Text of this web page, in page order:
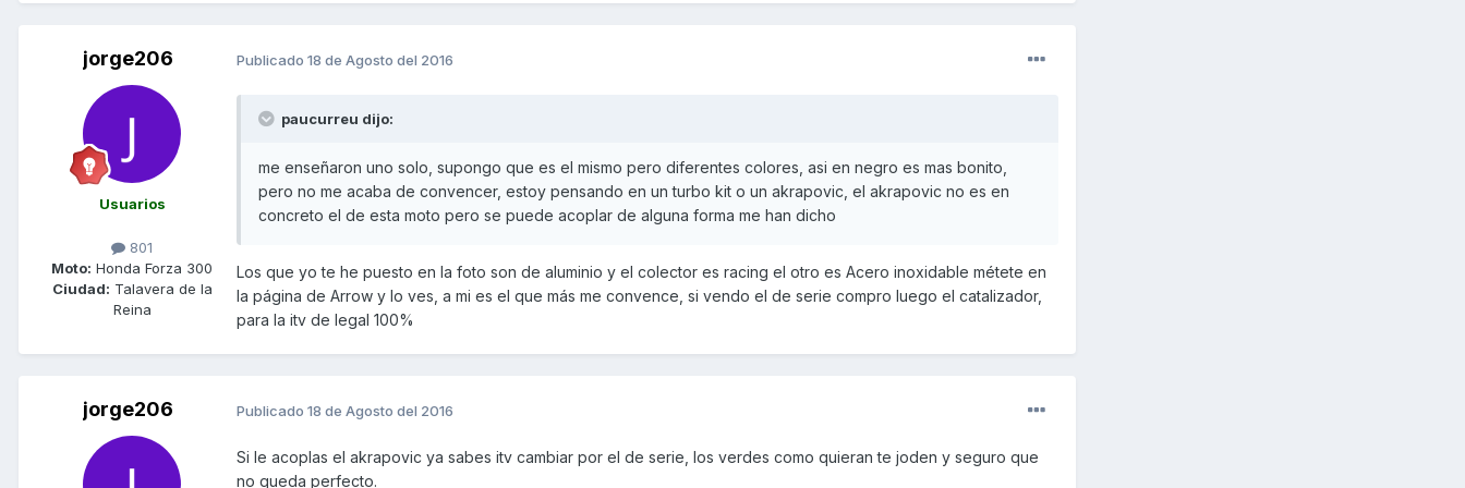
jorge206
Usuarios
801
Moto: Honda Forza 300
Ciudad: Talavera de la
Reina
Publicado 18 de Agosto del 2016
paucurreu dijo:
me enseñaron uno solo, supongo que es el mismo pero diferentes colores, asi en negro es mas bonito,
pero no me acaba de convencer, estoy pensando en un turbo kit o un akrapovic, el akrapovic no es en
concreto el de esta moto pero se puede acoplar de alguna forma me han dicho
Los que yo te he puesto en la foto son de aluminio y el colector es racing el otro es Acero inoxidable métete en
la página de Arrow y lo ves, a mi es el que más me convence, si vendo el de serie compro luego el catalizador,
para la itv de legal 100%
jorge206 Publicado 18 de Agosto del 2016
Si le acoplas el akrapovic ya sabes itv cambiar por el de serie, los verdes como quieran te joden y seguro que
no queda perfecto.